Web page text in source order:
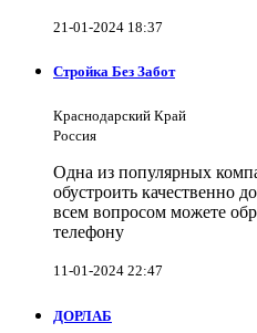
21-01-2024 18:37
Стройка Без Забот
Краснодарский Край
Россия
Одна из популярных
обустроить качественно
всем вопросом можете
телефону
11-01-2024 22:47
ДОРЛАБ